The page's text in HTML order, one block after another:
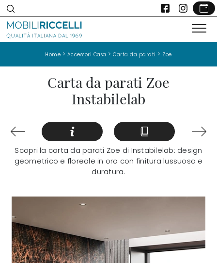
Home > Accessori Casa >Carta da parati > Zoe
Carta da parati Zoe
Instabilelab
Scopri la carta da parati Zoe di Instabilelab: design
geometrico e floreale in oro con finitura lussuosa e
duratura.